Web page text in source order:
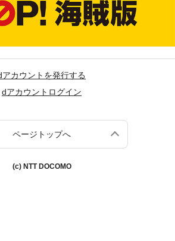
アカウントを発行する
dアカウントログイン
ページトップへ
(c) NTT DOCOMO